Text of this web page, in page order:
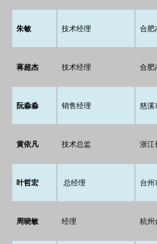
朱敏 技术经理 合肥
蒋超杰 技术经理 合肥
阮淼淼 销售经理 慈溪
黄依凡 技术总监 浙江
叶哲宏 总经理 台州
周晓敏 经理 杭州